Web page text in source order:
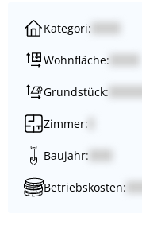
Kategori:
Wohnfläche:
Grundstück:
Zimmer:
Baujahr:
Betriebskosten: